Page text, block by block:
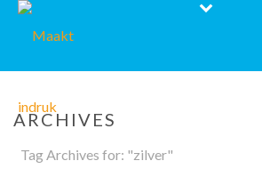
ARCHIVES
Tag Archives for: "zilver"